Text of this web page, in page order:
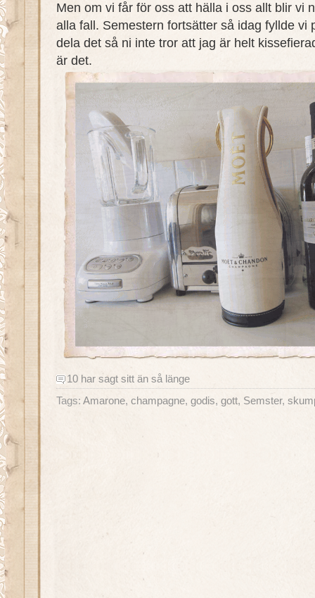
Men om vi får för oss att hälla i oss allt blir vi
alla fall. Semestern fortsätter så idag fyllde vi
dela det så ni inte tror att jag är helt
är det.
10 har sagt sitt än så länge
Tags: Amarone, champagne, godis, gott, Semster,